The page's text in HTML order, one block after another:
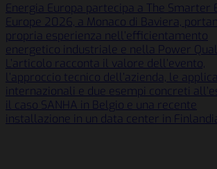
Energia Europa partecipa a The Smarter
Europe 2026, a Monaco di Baviera,
propria esperienza nell’efficientamento
energetico industriale e nella Power
L’articolo racconta il valore dell’evento,
l’approccio tecnico dell’azienda, le
internazionali e due esempi concreti
il caso SANHA in Belgio e una recente
installazione in un data center in